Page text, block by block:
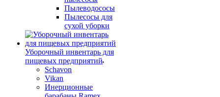
Пылеводососы
Пылесосы для
сухой уборки
Уборочный инвентарь для
пищевых предприятий
Schavon
Vikan
Инерционные